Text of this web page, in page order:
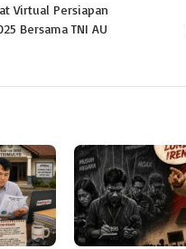
Virtual Persiapan
Bersama TNI AU